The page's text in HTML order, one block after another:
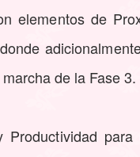
elementos de
de la Fase 3.